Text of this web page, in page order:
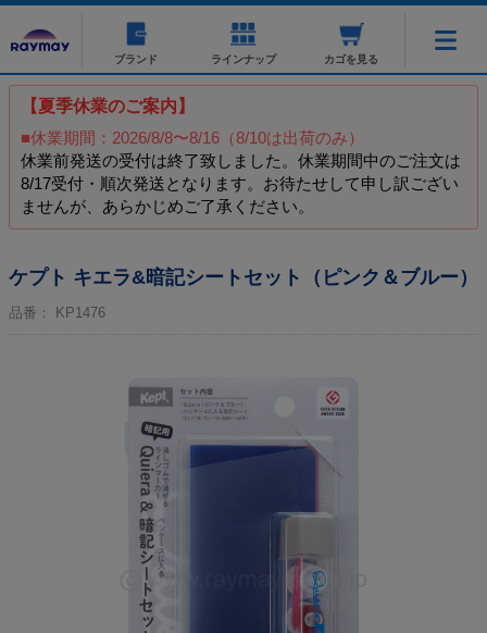
ブランド ラインナップ カゴを見る
【夏季休業のご案内】
■休業期間：2026/8/8〜8/16（8/10は出荷のみ）
休業前発送の受付は終了致しました。休業期間中のご注文は
8/17受付・順次発送となります。お待たせして申し訳ござい
ませんが、あらかじめご了承ください。
ケプト キエラ&暗記シートセット（ピンク＆ブルー）
品番： KP1476